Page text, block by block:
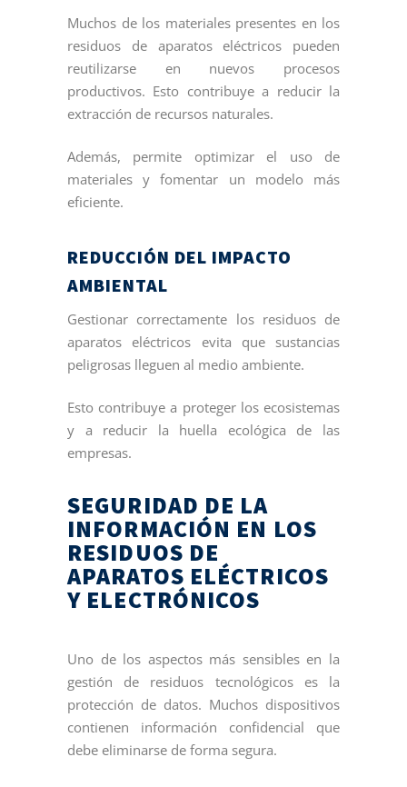
Muchos de los materiales presentes en los
residuos de aparatos eléctricos pueden
reutilizarse en nuevos procesos
productivos. Esto contribuye a reducir la
extracción de recursos naturales.
Además, permite optimizar el uso de
materiales y fomentar un modelo más
eficiente.
REDUCCIÓN DEL IMPACTO
AMBIENTAL
Gestionar correctamente los residuos de
aparatos eléctricos evita que sustancias
peligrosas lleguen al medio ambiente.
Esto contribuye a proteger los ecosistemas
y a reducir la huella ecológica de las
empresas.
SEGURIDAD DE LA
INFORMACIÓN EN LOS
RESIDUOS DE
APARATOS ELÉCTRICOS
Y ELECTRÓNICOS
Uno de los aspectos más sensibles en la
gestión de residuos tecnológicos es la
protección de datos. Muchos dispositivos
contienen información confidencial que
debe eliminarse de forma segura.